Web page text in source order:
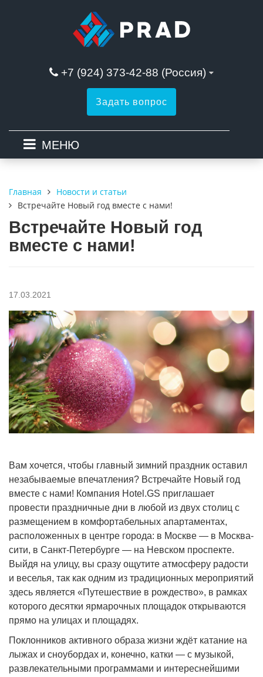
+7 (924) 373-42-88 (Россия)
Задать вопрос
МЕНЮ
Главная
Новости и статьи
Встречайте Новый год вместе с нами!
Встречайте Новый год
вместе с нами!
17.03.2021
Вам хочется, чтобы главный зимний праздник оставил
незабываемые впечатления? Встречайте Новый год
вместе с нами! Компания Hotel.GS приглашает
провести праздничные дни в любой из двух столиц с
размещением в комфортабельных апартаментах,
расположенных в центре города: в Москве — в Москва-
сити, в Санкт-Петербурге — на Невском проспекте.
Выйдя на улицу, вы сразу ощутите атмосферу радости
и веселья, так как одним из традиционных мероприятий
здесь является «Путешествие в рождество», в рамках
которого десятки ярмарочных площадок открываются
прямо на улицах и площадях.
Поклонников активного образа жизни ждёт катание на
лыжах и сноубордах и, конечно, катки — с музыкой,
развлекательными программами и интереснейшими